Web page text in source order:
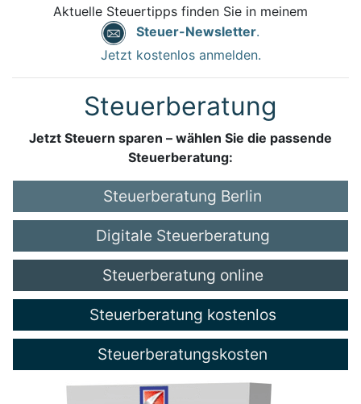
Aktuelle Steuertipps finden Sie in meinem
Steuer-Newsletter.
Jetzt kostenlos anmelden.
Steuerberatung
Jetzt Steuern sparen – wählen Sie die passende
Steuerberatung:
Steuerberatung Berlin
Digitale Steuerberatung
Steuerberatung online
Steuerberatung kostenlos
Steuerberatungskosten